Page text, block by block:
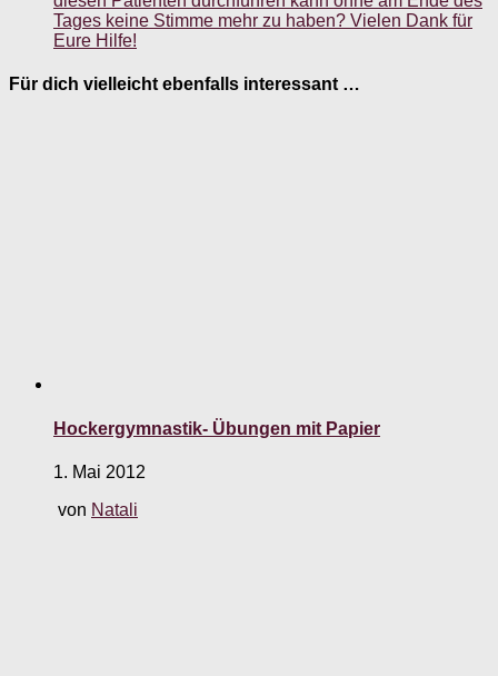
Tages keine Stimme mehr zu haben? Vielen Dank für
Eure Hilfe!
Für dich vielleicht ebenfalls interessant …
Hockergymnastik- Übungen mit Papier
1. Mai 2012
von Natali